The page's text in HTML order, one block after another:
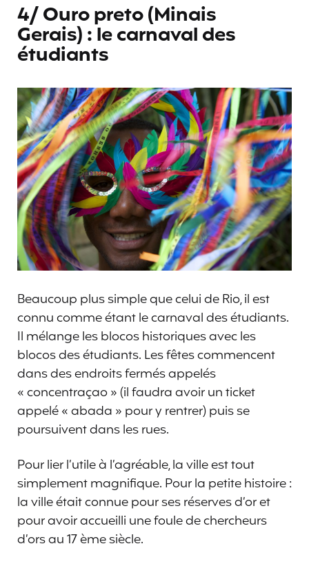
4/ Ouro preto (Minais
Gerais) : le carnaval des
étudiants
Beaucoup plus simple que celui de Rio, il est
connu comme étant le carnaval des étudiants.
Il mélange les blocos historiques avec les
blocos des étudiants. Les fêtes commencent
dans des endroits fermés appelés
« concentraçao » (il faudra avoir un ticket
appelé « abada » pour y rentrer) puis se
poursuivent dans les rues.
Pour lier l’utile à l’agréable, la ville est tout
simplement magnifique. Pour la petite histoire :
la ville était connue pour ses réserves d’or et
pour avoir accueilli une foule de chercheurs
d’ors au 17 ème siècle.